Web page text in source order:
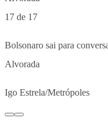
17 de 17
Bolsonaro sai para
Alvorada
Igo Estrela/Metrópoles